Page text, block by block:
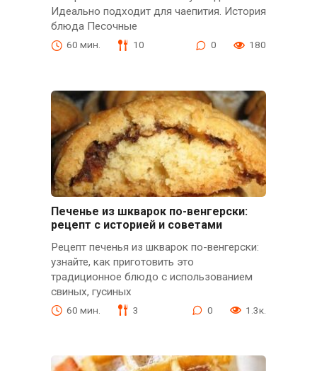
Идеально подходит для чаепития. История
блюда Песочные
60 мин. 10 0 180
Печенье из шкварок по-венгерски:
рецепт с историей и советами
Рецепт печенья из шкварок по-венгерски:
узнайте, как приготовить это
традиционное блюдо с использованием
свиных, гусиных
60 мин. 3 0 1.3к.